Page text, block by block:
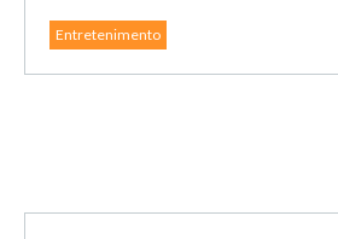
Entretenimento